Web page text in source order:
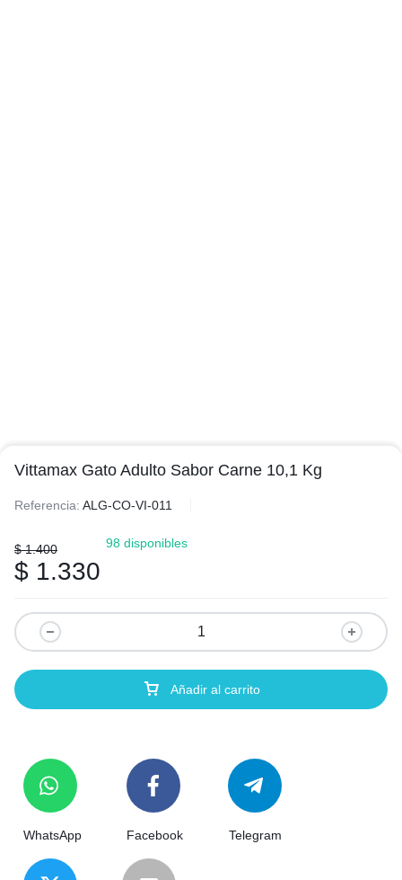
Vittamax Gato Adulto Sabor Carne 10,1 Kg
Referencia: ALG-CO-VI-011
$1.400
$ 1.330
98 disponibles
Añadir al carrito
WhatsApp Facebook Telegram